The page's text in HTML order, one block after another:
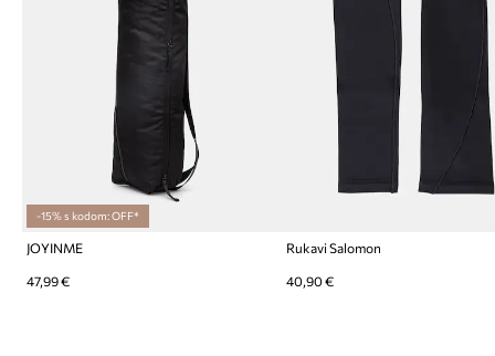
-15% s kodom: OFF*
JOYINME
47,99 €
Rukavi Salomon
40,90 €